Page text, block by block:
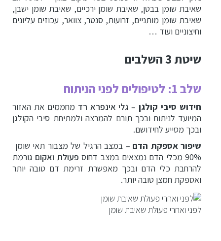
שאיבת שומן בבטן, שאיבת שומן ירכיים, שאיבת שומן ישבן,
שאיבת שומן מותניים, זרועות, סנטר, צוואר, עכוזים עליונים
וחיצוניים ועוד …
שיטת 3 השלבים
שלב 1: לטיפולים לפני הניתוח
חידוש סיבי קולגן– גלי אינפרא רד מחממים את האזור
המיועד לניתוח ובכך תורם להמרצה ולמתיחת סיבי הקולגן
ובכך מסייע לחידושם.
שיפור אספקת הדם – במצב הרגיל של מצבור תאי שומן
90% מכלי הדם נמצאים במצב דחוס
פעולת ואקום גורמת
להרחבת כלי הדם ובכך מאפשרת זרימת דם טובה יותר
ואספקת חמצן טובה יותר.
לפני ואחרי פעולת שאיבת שומן